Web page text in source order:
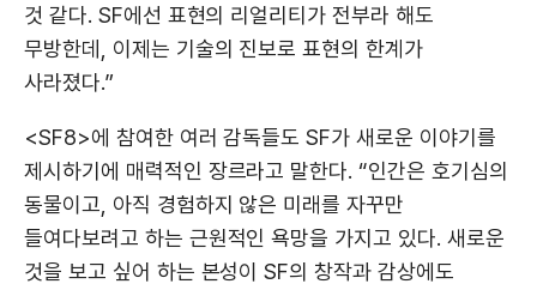
것 같다. SF에선 표현의 리얼리티가 전부라 해도
무방한데, 이제는 기술의 진보로 표현의 한계가
사라졌다.”
<SF8>에 참여한 여러 감독들도 SF가 새로운 이야기를
제시하기에 매력적인 장르라고 말한다. “인간은 호기심의
동물이고, 아직 경험하지 않은 미래를 자꾸만
들여다보려고 하는 근원적인 욕망을 가지고 있다. 새로운
것을 보고 싶어 하는 본성이 SF의 창작과 감상에도